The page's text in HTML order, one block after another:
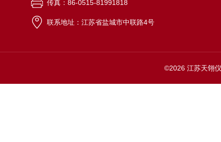
传真：86-0515-81991818
联系地址：江苏省盐城市中联路4号
©2026 江苏天翎